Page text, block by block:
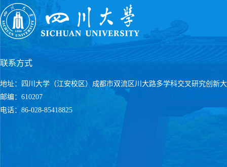
联系方式
地址：四川大学（江安校区）成都市双流区川大路多学科交叉研究创新
邮编：610207
电话：86-028-85418825